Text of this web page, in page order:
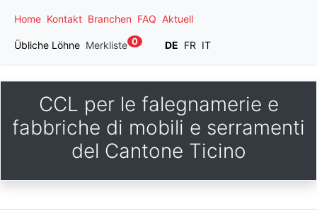
Home Kontakt Branchen FAQ Aktuell
Übliche Löhne Merkliste 0 DE FR IT
CCL per le falegnamerie e
fabbriche di mobili e serramenti
del Cantone Ticino